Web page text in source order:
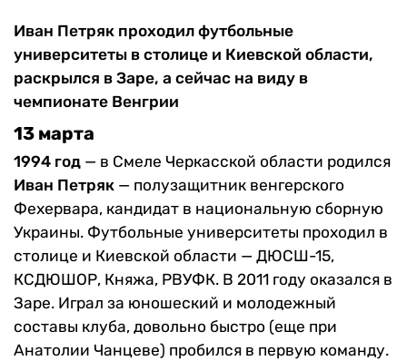
Иван Петряк проходил футбольные
университеты в столице и Киевской области,
раскрылся в Заре, а сейчас на виду в
чемпионате Венгрии
13 марта
1994 год — в Смеле Черкасской области родился
Иван Петряк — полузащитник венгерского
Фехервара, кандидат в национальную сборную
Украины. Футбольные университеты проходил в
столице и Киевской области — ДЮСШ-15,
КСДЮШОР, Княжа, РВУФК. В 2011 году оказался в
Заре. Играл за юношеский и молодежный
составы клуба, довольно быстро (еще при
Анатолии Чанцеве) пробился в первую команду.